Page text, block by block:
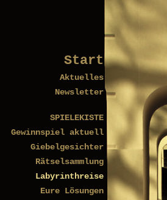
Start
Aktuelles
Newsletter
SPIELEKISTE
Gewinnspiel aktuell
Giebelgesichter
Rätselsammlung
Labyrinthreise
Eure Lösungen